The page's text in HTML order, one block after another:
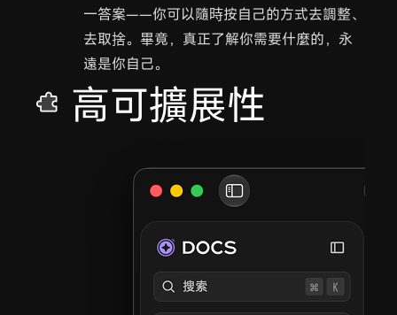
一答案——你可以隨時按自己的方式去調整、
去取捨。畢竟，真正了解你需要什麼的，永
遠是你自己。
高可擴展性